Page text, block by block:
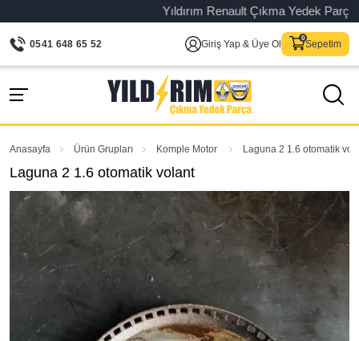
Yıldırım Renault Çıkma Yedek Parça
0541 648 65 52 Giriş Yap & Üye Ol Sepetim
Anasayfa Ürün Grupları Komple Motor Laguna 2 1.6 otomatik
Laguna 2 1.6 otomatik volant